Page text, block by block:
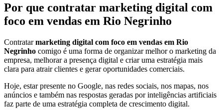
Por que contratar marketing digital com
foco em vendas em Rio Negrinho
Contratarmarketing digital com foco em vendas em Rio
Negrinho comigo é uma forma de organizar melhor o marketing da
empresa, melhorar a presença digital e criar uma estratégia mais
clara para atrair clientes e gerar oportunidades comerciais.
Hoje, estar presente no Google, nas redes sociais, nos mapas, nos
anúncios e também nas respostas geradas por inteligências artificiais
faz parte de uma estratégia completa de crescimento digital.